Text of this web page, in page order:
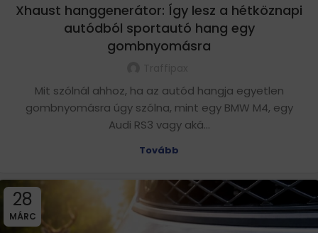
Xhaust hanggenerátor: Így lesz a hétköznapi
autódból sportautó hang egy
gombnyomásra
Mit szólnál ahhoz, ha az autód hangja egyetlen
gombnyomásra úgy szólna, mint egy BMW M4, egy
Audi RS3 vagy aká...
Tovább
28
MÁRC